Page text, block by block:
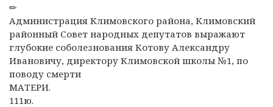
✏
Администрация Климовского района, Климовский
районный Совет народных депутатов выражают
глубокие соболезнования Котову Александру
Ивановичу, директору Климовской школы №1, по
поводу смерти
МАТЕРИ.
111ю.